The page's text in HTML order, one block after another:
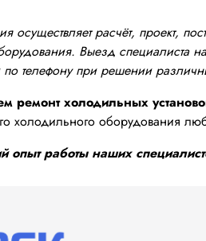
осуществляет расчёт, проект,
Выезд специалиста
по телефону при решении
ремонт холодильных
холодильного оборудования
опыт работы наших